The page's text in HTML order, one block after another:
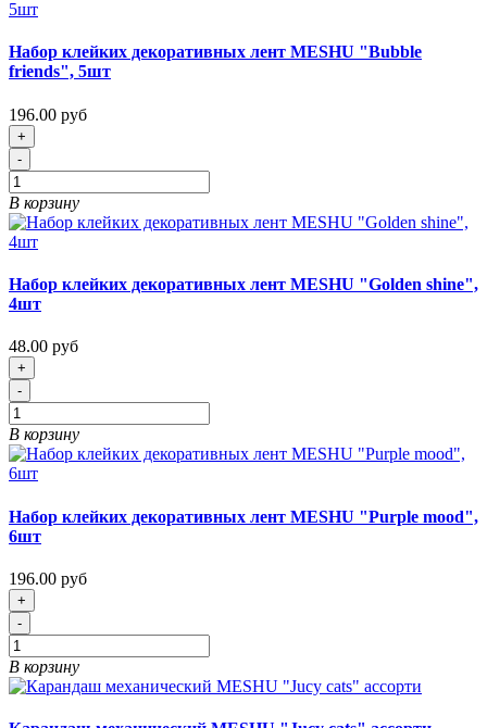
Набор клейких декоративных лент MESHU "Bubble
friends", 5шт
196.00 руб
+
-
В корзину
Набор клейких декоративных лент MESHU "Golden shine",
4шт
48.00 руб
+
-
В корзину
Набор клейких декоративных лент MESHU "Purple mood",
6шт
196.00 руб
+
-
В корзину